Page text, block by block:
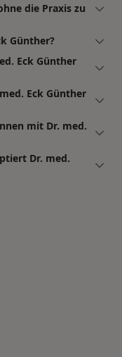
die Praxis zu
Günther?
Eck Günther
Eck Günther
mit Dr. med.
Dr. med.